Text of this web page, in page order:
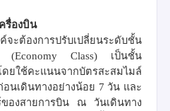
รื่องบิน
ะต้องการปรับเปลี่ยนระดับชั้น
(Economy Class) เป็นชั้น
ดยใช้คะแนนจากบัตรสะสมไมล์
อนเดินทางอย่างน้อย 7 วัน และ
ของสายการบิน ณ วันเดินทาง